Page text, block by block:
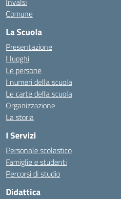
Comune
La Scuola
Presentazione
I luoghi
Le persone
I numeri della scuola
Le carte della scuola
Organizzazione
La storia
I Servizi
Personale scolastico
Famiglie e studenti
Percorsi di studio
Didattica